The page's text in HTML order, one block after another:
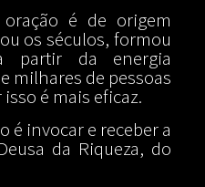
é de origem
os séculos, formou
partir da energia
milhares de pessoas
é mais eficaz.
é invocar e receber a
da Riqueza, do